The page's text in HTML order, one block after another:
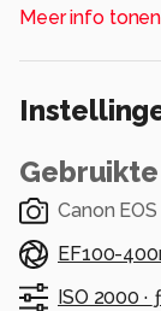
Alle rechten
Meer info tonen
Canon
EF100-
ISO 2000 ·